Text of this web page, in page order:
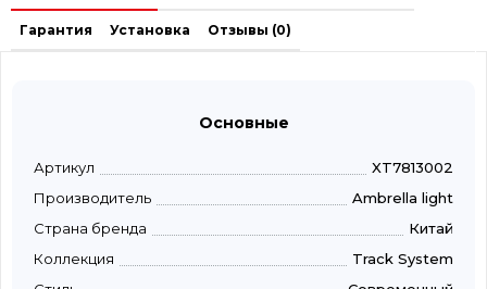
Гарантия Установка Отзывы (0)
Основные
Артикул
XT7813002
Производитель
Ambrella light
Страна бренда
Китай
Коллекция
Track System